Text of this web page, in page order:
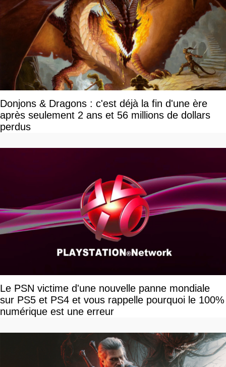
Donjons & Dragons : c'est déjà la fin d'une ère
après seulement 2 ans et 56 millions de dollars
perdus
Le PSN victime d'une nouvelle panne mondiale
sur PS5 et PS4 et vous rappelle pourquoi le 100%
numérique est une erreur